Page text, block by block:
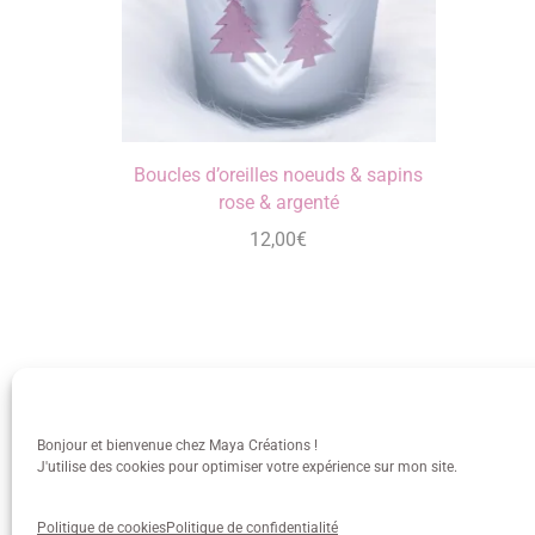
Bonjour et bienvenue chez Maya Créations !
J'utilise des cookies pour optimiser votre expérience sur mon site.
Politique de cookiesPolitique de confidentialité
Boucles d’oreilles noeuds & sapins
rose & argenté
12,00€
info@mayacreations.fr